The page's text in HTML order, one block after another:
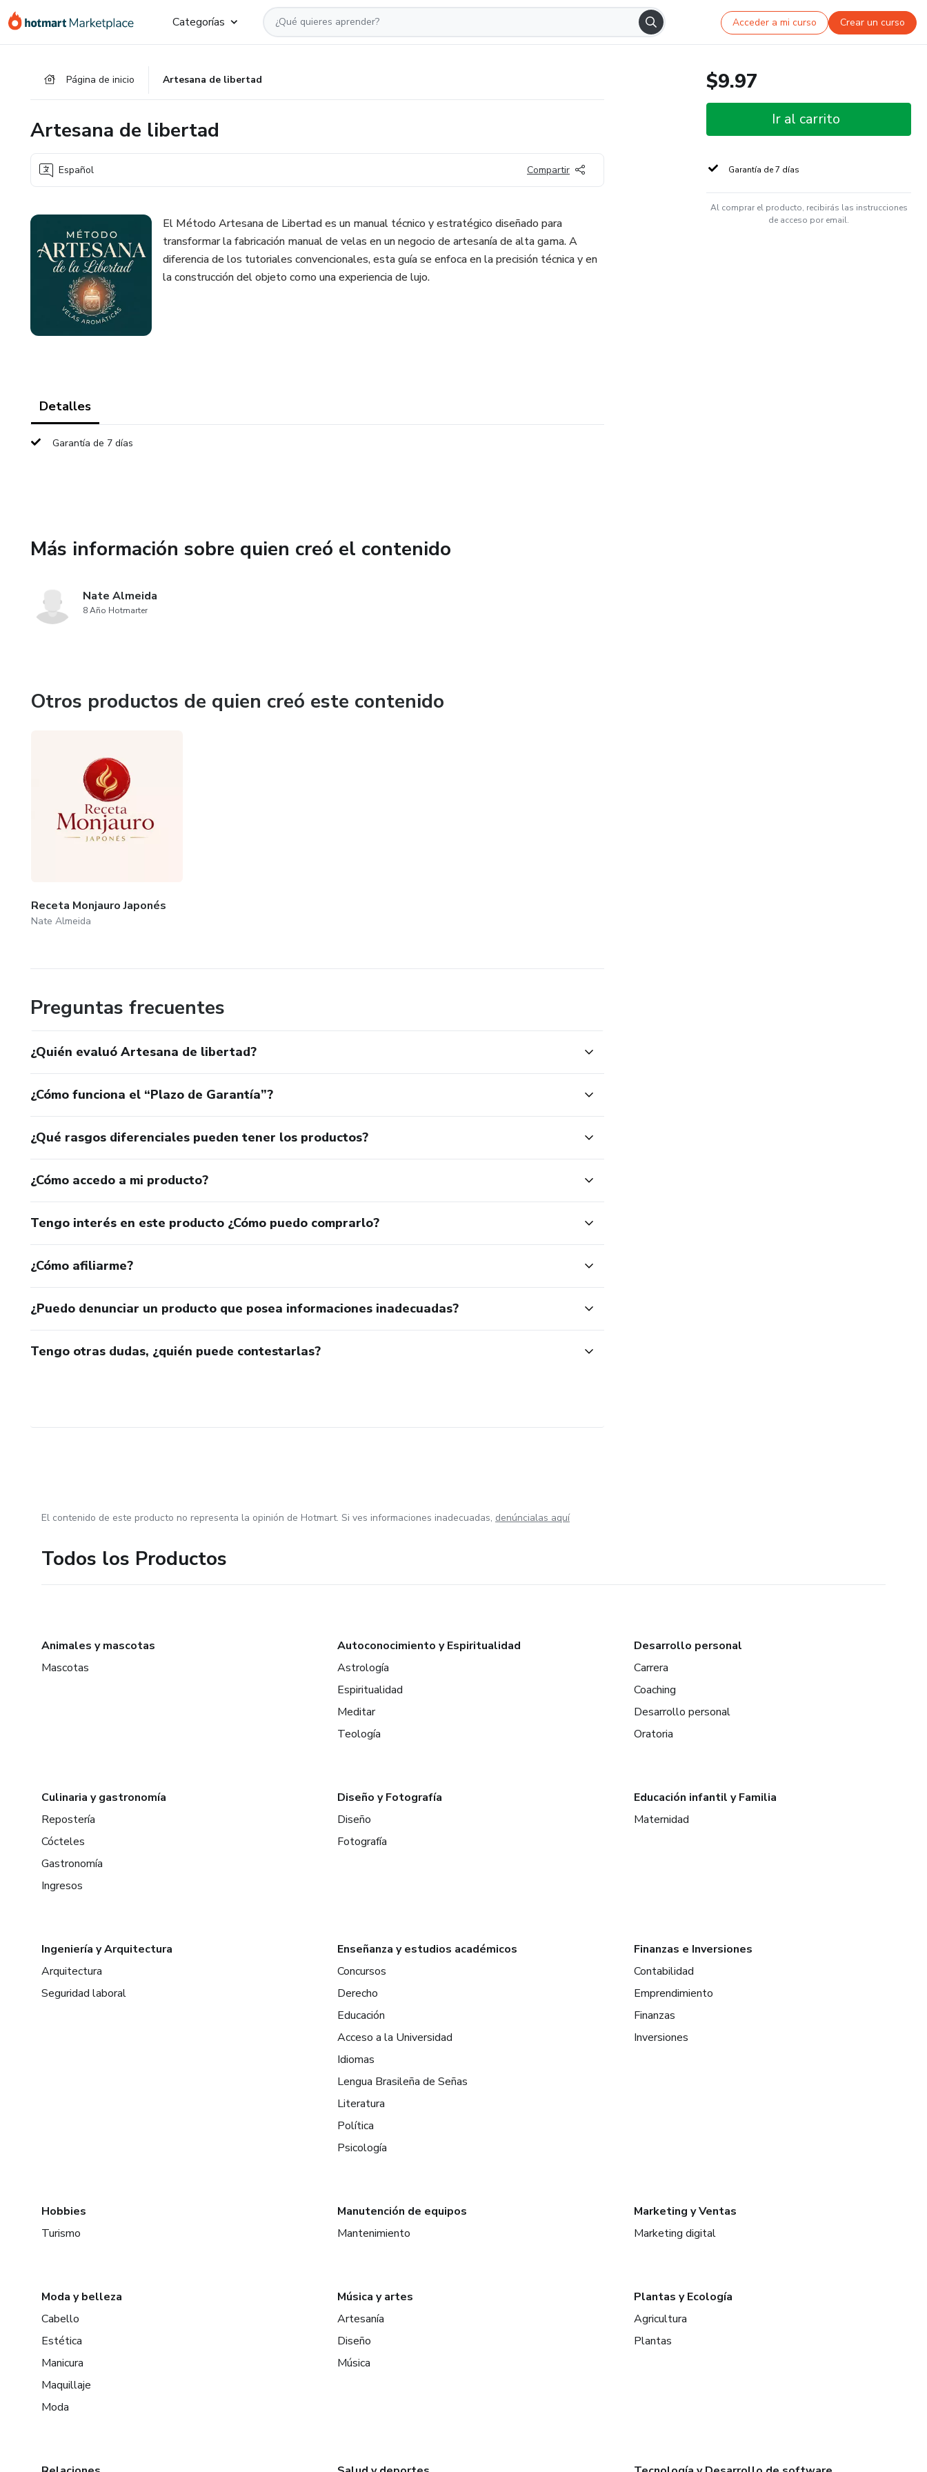
Categorías Acceder a mi curso Crear un curso
Página de inicio Artesana de libertad
Artesana de libertad
Español Compartir
El Método Artesana de Libertad es un manual técnico y estratégico diseñado para
transformar la fabricación manual de velas en un negocio de artesanía de alta gama. A
diferencia de los tutoriales convencionales, esta guía se enfoca en la precisión técnica y en
la construcción del objeto como una experiencia de lujo.
Detalles
Garantía de 7 días
Más información sobre quien creó el contenido
Nate Almeida
8 Año Hotmarter
Otros productos de quien creó este contenido
Receta Monjauro Japonés
Nate Almeida
Preguntas frecuentes
¿Quién evaluó Artesana de libertad?
¿Cómo funciona el “Plazo de Garantía”?
¿Qué rasgos diferenciales pueden tener los productos?
¿Cómo accedo a mi producto?
Tengo interés en este producto ¿Cómo puedo comprarlo?
¿Cómo afiliarme?
¿Puedo denunciar un producto que posea informaciones inadecuadas?
Tengo otras dudas, ¿quién puede contestarlas?
$9.97
Ir al carrito
Garantía de 7 días
Al comprar el producto, recibirás las instrucciones
de acceso por email.
El contenido de este producto no representa la opinión de Hotmart. Si ves informaciones inadecuadas, denúncialas aquí
Todos los Productos
Animales y mascotas
Mascotas
Autoconocimiento y Espiritualidad
Astrología
Espiritualidad
Meditar
Teología
Desarrollo personal
Carrera
Coaching
Desarrollo personal
Oratoria
Culinaria y gastronomía
Repostería
Cócteles
Gastronomía
Ingresos
Diseño y Fotografía
Diseño
Fotografía
Educación infantil y Familia
Maternidad
Ingeniería y Arquitectura
Arquitectura
Seguridad laboral
Enseñanza y estudios académicos
Concursos
Derecho
Educación
Acceso a la Universidad
Idiomas
Lengua Brasileña de Señas
Literatura
Política
Psicología
Finanzas e Inversiones
Contabilidad
Emprendimiento
Finanzas
Inversiones
Hobbies
Turismo
Manutención de equipos
Mantenimiento
Marketing y Ventas
Marketing digital
Moda y belleza
Cabello
Estética
Manicura
Maquillaje
Moda
Música y artes
Artesanía
Diseño
Música
Plantas y Ecología
Agricultura
Plantas